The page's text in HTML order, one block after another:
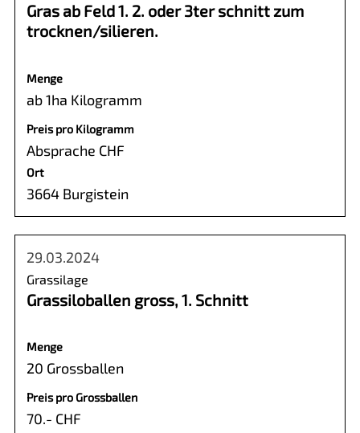
Gras ab Feld 1. 2. oder 3ter schnitt zum
trocknen/silieren.
Menge
ab 1ha Kilogramm
Preis pro Kilogramm
Absprache CHF
Ort
3664 Burgistein
29.03.2024
Grassilage
Grassiloballen gross, 1. Schnitt
Menge
20 Grossballen
Preis pro Grossballen
70.- CHF